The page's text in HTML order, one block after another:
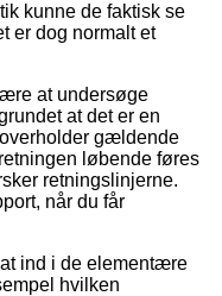
kunne de faktisk se
er dog normalt et
at undersøge
at det er en
gældende
løbende føres
retningslinjerne.
når du får
ind i de elementære
hvilken